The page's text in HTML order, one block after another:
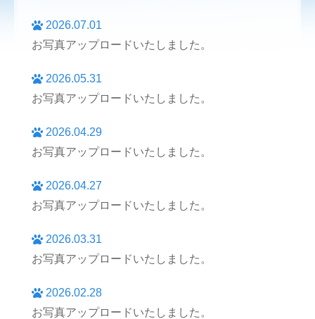
2026.07.01
お写真アップロードいたしました。
2026.05.31
お写真アップロードいたしました。
2026.04.29
お写真アップロードいたしました。
2026.04.27
お写真アップロードいたしました。
2026.03.31
お写真アップロードいたしました。
2026.02.28
お写真アップロードいたしました。